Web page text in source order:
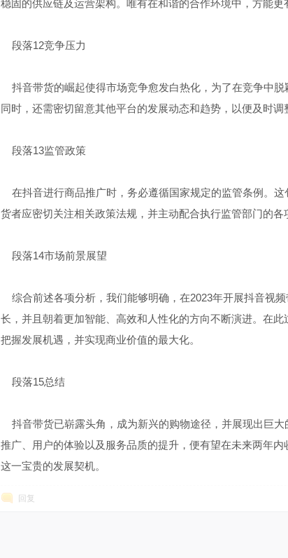
稳固的供应链及运营架构。唯有在和谐的合作环境中，方能更
段落12竞争压力
抖音带货的崛起使得市场竞争愈发白热化，为了在竞争中脱
同时，还需密切留意其他平台的发展动态和趋势，以便及时调
段落13监管政策
在抖音进行商品推广时，务必遵循国家规定的监管条例。
货者应密切关注相关政策法规，并主动配合执行监管部门的各
段落14市场前景展望
综合前述各项分析，我们能够明确，在2023年开展抖音视
长，并且朝着更加智能、高效和人性化的方向不断演进。在
把握发展机遇，并实现商业价值的最大化。
段落15总结
抖音带货已崭露头角，成为新兴的购物途径，并展现出巨
推广、用户的体验以及服务品质的提升，便有望在未来两年
这一宝贵的发展契机。
回复